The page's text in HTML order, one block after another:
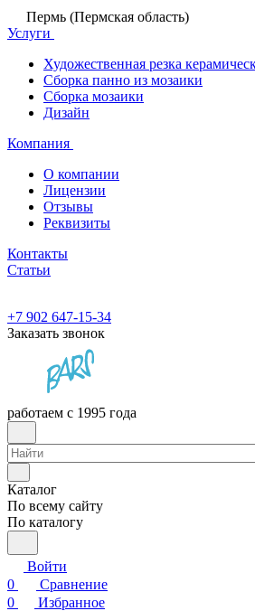
Пермь (Пермская область)
Услуги
Художественная резка
Сборка панно из мозаики
Сборка мозаики
Дизайн
Компания
О компании
Лицензии
Отзывы
Реквизиты
Контакты
Статьи
+7 902 647-15-34
Заказать звонок
работаем с 1995 года
Каталог
По всему сайту
По каталогу
Войти
0
Сравнение
0
Избранное